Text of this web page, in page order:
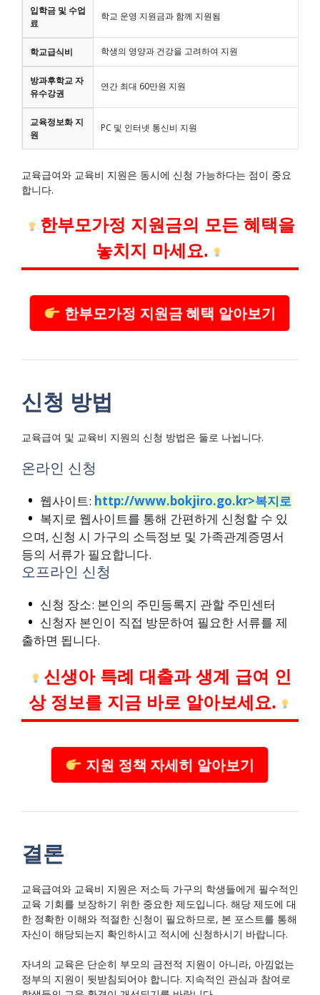
입학금 및 수업
료
학교 운영 지원금과 함께 지원됨
학교급식비 학생의 영양과 건강을 고려하여 지원
방과후학교 자
유수강권
연간 최대 60만원 지원
교육정보화 지
원
PC 및 인터넷 통신비 지원
교육급여와 교육비 지원은 동시에 신청 가능하다는 점이 중요
합니다.
한부모가정 지원금의 모든 혜택을
놓치지 마세요.
한부모가정 지원금 혜택 알아보기
신청 방법
교육급여 및 교육비 지원의 신청 방법은 둘로 나뉩니다.
온라인 신청
웹사이트: http://www.bokjiro.go.kr>복지로
복지로 웹사이트를 통해 간편하게 신청할 수 있
으며, 신청 시 가구의 소득정보 및 가족관계증명서
등의 서류가 필요합니다.
오프라인 신청
신청 장소: 본인의 주민등록지 관할 주민센터
신청자 본인이 직접 방문하여 필요한 서류를 제
출하면 됩니다.
신생아 특례 대출과 생계 급여 인
상 정보를 지금 바로 알아보세요.
지원 정책 자세히 알아보기
결론
교육급여와 교육비 지원은 저소득 가구의 학생들에게 필수적인
교육 기회를 보장하기 위한 중요한 제도입니다. 해당 제도에 대
한 정확한 이해와 적절한 신청이 필요하므로, 본 포스트를 통해
자신이 해당되는지 확인하시고 적시에 신청하시기 바랍니다.
자녀의 교육은 단순히 부모의 금전적 지원이 아니라, 아낌없는
정부의 지원이 뒷받침되어야 합니다. 지속적인 관심과 참여로